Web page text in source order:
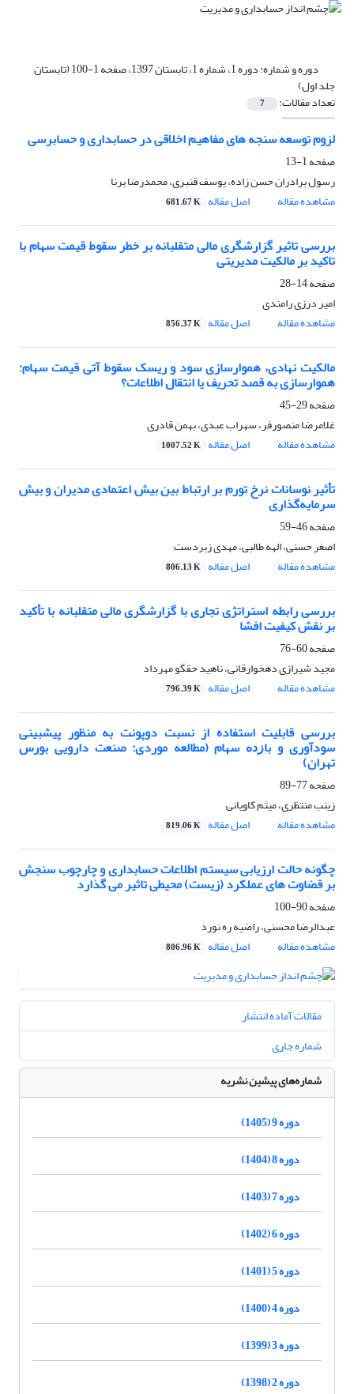
دوره و شماره: دوره 1، شماره 1، تابستان 1397، صفحه 1-100 (تابستان
جلد اول)
تعداد مقالات: 7
لزوم توسعه سنجه های مفاهیم اخلاقی در حسابداری و حسابرسی
صفحه1-13
رسول برادران حسن زاده، یوسف قنبری، محمدرضا برنا
مشاهده مقاله
اصل مقاله 681.67 K
بررسی تاثیر گزارشگری مالی متقلبانه بر خطر سقوط قیمت سهام با
تاکید بر مالکیت مدیریتی
صفحه14-28
امیر درزی رامندی
مشاهده مقاله
اصل مقاله 856.37 K
مالکیت نهادی، هموارسازی سود و ریسک سقوط آتی قیمت سهام:
هموارسازی به ‌قصد تحریف یا انتقال اطلاعات؟
صفحه29-45
غلامرضا منصورفر، سهراب عبدی، بهمن قادری
مشاهده مقاله
اصل مقاله 1007.52 K
تأثیر نوسانات نرخ تورم بر ارتباط بین بیش اعتمادی مدیران و بیش
سرمایه‌گذاری
صفحه46-59
اصغر حسنی، الهه طالبی، مهدی زبردست
مشاهده مقاله
اصل مقاله 806.13 K
بررسی رابطه استراتژی تجاری با گزارشگری مالی متقلبانه با تأکید
بر نقش کیفیت افشا
صفحه60-76
مجید شیرازی دهخوارقانی، ناهید حقگو مهرداد
مشاهده مقاله
اصل مقاله 796.39 K
بررسی قابلیت استفاده از نسبت دوپونت به منظور پیش‎بینی
سودآوری و ﺑﺎﺯﺩﻩ سهام (مطالعه موردی: صنعت دارویی بورس
تهران)
صفحه77-89
زینب منتظری، میثم کاویانی
مشاهده مقاله
اصل مقاله 819.06 K
چگونه حالت ارزیابی سیستم اطلاعات حسابداری و چارچوب سنجش
بر قضاوت های عملکرد (زیست) محیطی تاثیر می گذارد
صفحه90-100
عبدالرضا محسنی، راضیه ره نورد
مشاهده مقاله
اصل مقاله 806.96 K
مقالات آماده انتشار
شماره جاری
شماره‌های پیشین نشریه
دوره 9 (1405)
دوره 8 (1404)
دوره 7 (1403)
دوره 6 (1402)
دوره 5 (1401)
دوره 4 (1400)
دوره 3 (1399)
دوره 2 (1398)